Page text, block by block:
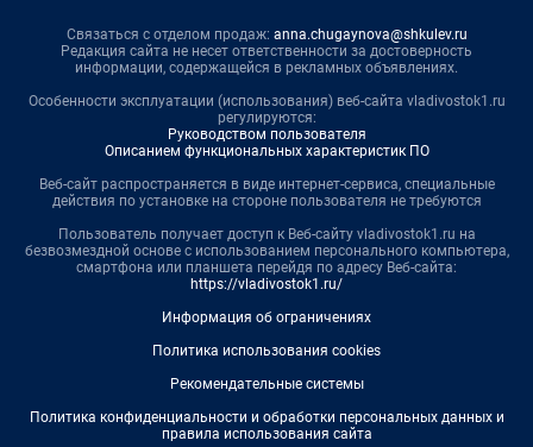
Связаться с отделом продаж: anna.chugaynova@shkulev.ru
Редакция сайта не несет ответственности за достоверность
информации, содержащейся в рекламных объявлениях.
Особенности эксплуатации (использования) веб-сайта vladivostok1.ru
регулируются:
Руководством пользователя
Описанием функциональных характеристик ПО
Веб-сайт распространяется в виде интернет-сервиса, специальные
действия по установке на стороне пользователя не требуются
Пользователь получает доступ к Веб-сайту vladivostok1.ru на
безвозмездной основе с использованием персонального компьютера,
смартфона или планшета перейдя по адресу Веб-сайта:
https://vladivostok1.ru/
Информация об ограничениях
Политика использования cookies
Рекомендательные системы
Политика конфиденциальности и обработки персональных данных и
правила использования сайта